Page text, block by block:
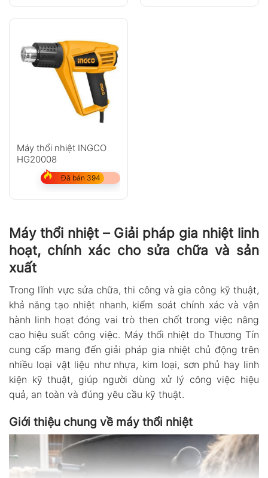
Máy thổi nhiệt INGCO
HG20008
Đã bán 394
Máy thổi nhiệt – Giải pháp gia nhiệt linh
hoạt, chính xác cho sửa chữa và sản
xuất
Trong lĩnh vực sửa chữa, thi công và gia công kỹ thuật,
khả năng tạo nhiệt nhanh, kiểm soát chính xác và vận
hành linh hoạt đóng vai trò then chốt trong việc nâng
cao hiệu suất công việc. Máy thổi nhiệt do Thương Tín
cung cấp mang đến giải pháp gia nhiệt chủ động trên
nhiều loại vật liệu như nhựa, kim loại, sơn phủ hay linh
kiện kỹ thuật, giúp người dùng xử lý công việc hiệu
quả, an toàn và đúng yêu cầu kỹ thuật.
Giới thiệu chung về máy thổi nhiệt